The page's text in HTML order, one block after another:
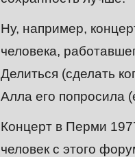
Ну, например,
человека,
Делиться (сделать
Алла его попросила
Концерт в Перми
человек с этого